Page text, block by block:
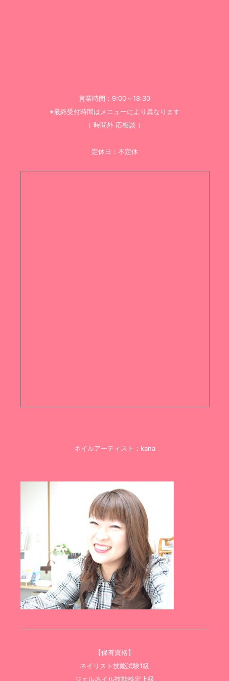
営業時間：9:00～18:30
※最終受付時間はメニューにより異なります
（ 時間外 応相談 ）
定休日：不定休
ネイルアーティスト：kana
【保有資格】
ネイリスト技能試験1級
ジェルネイル技能検定上級